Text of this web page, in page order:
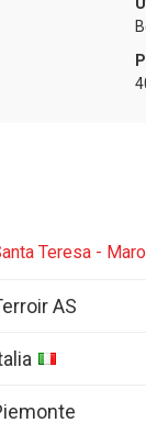
Teresa -
AS